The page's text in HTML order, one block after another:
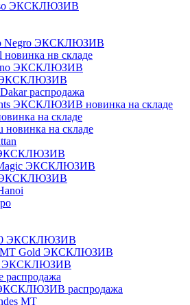
ЭКСКЛЮЗИВ
Negro ЭКСКЛЮЗИВ
новинка нв складе
ЭКСКЛЮЗИВ
ЭКСКЛЮЗИВ
распродажа
ЭКСКЛЮЗИВ новинка на складе
на складе
новинка на складе
ЭКСКЛЮЗИВ
ЭКСКЛЮЗИВ
ЭКСКЛЮЗИВ
ЭКСКЛЮЗИВ
MT Gold ЭКСКЛЮЗИВ
ЭКСКЛЮЗИВ
распродажа
распродажа
MT